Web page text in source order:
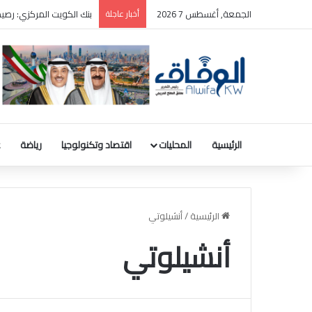
الجمعة, أغسطس 7 2026 أخبار عاجلة بنك الكويت المركزي: رصيد الذهب 31.8 مليون دينار والودائع
الرئيسية المحليات اقتصاد وتكنولوجيا رياضة
الرئيسية/أنشيلوتي
أنشيلوتي